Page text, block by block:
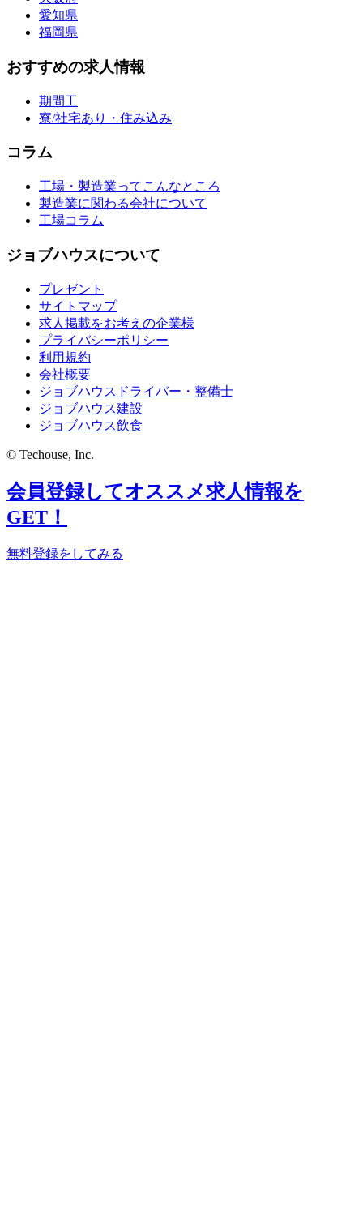
愛知県
福岡県
おすすめの求人情報
期間工
寮/社宅あり・住み込み
コラム
工場・製造業ってこんなところ
製造業に関わる会社について
工場コラム
ジョブハウスについて
プレゼント
サイトマップ
求人掲載をお考えの企業様
プライバシーポリシー
利用規約
会社概要
ジョブハウスドライバー・整備士
ジョブハウス建設
ジョブハウス飲食
© Techouse, Inc.
会員登録してオススメ求人情報を
GET！
無料登録をしてみる